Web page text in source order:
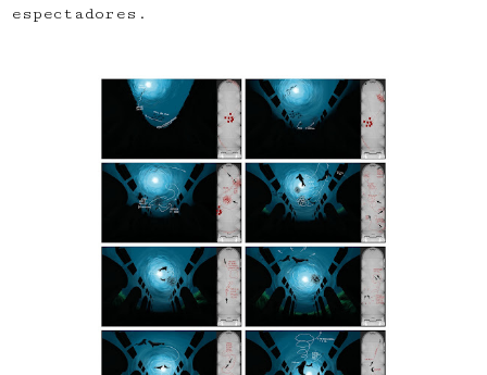
espectadores.